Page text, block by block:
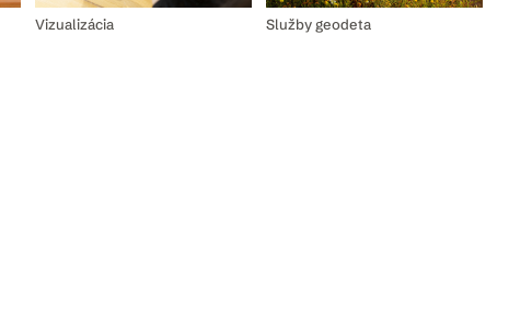
Vizualizácia Služby geodeta